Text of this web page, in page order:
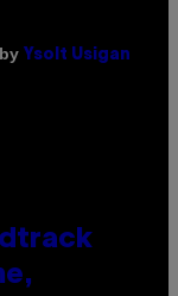
Ysolt Usigan